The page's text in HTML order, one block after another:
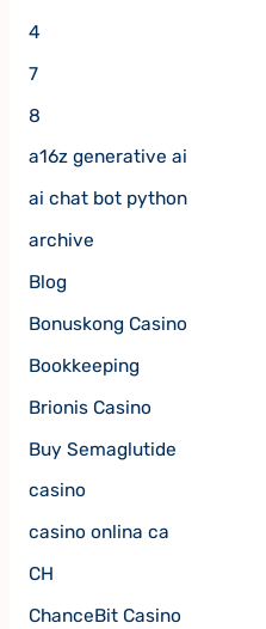
4
7
8
a16z generative ai
ai chat bot python
archive
Blog
Bonuskong Casino
Bookkeeping
Brionis Casino
Buy Semaglutide
casino
casino onlina ca
CH
ChanceBit Casino